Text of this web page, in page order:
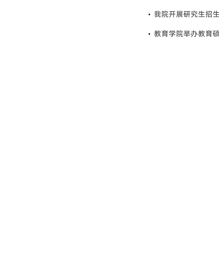
我院开展研究生招
教育学院举办教育